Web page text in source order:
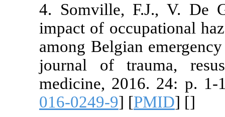
4. Somville,
impact of
among
journal of
medicine,
016-0249-9